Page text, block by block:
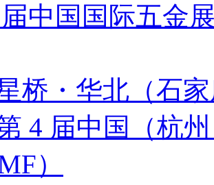
中国国际五金
桥・华北（石
4 届中国（杭
）